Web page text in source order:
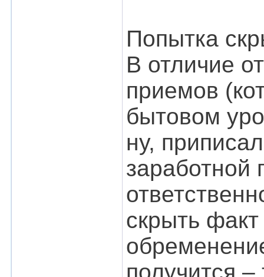
Попытка
В отличие
приемов
бытовом
ну,
заработной
скрыть факт